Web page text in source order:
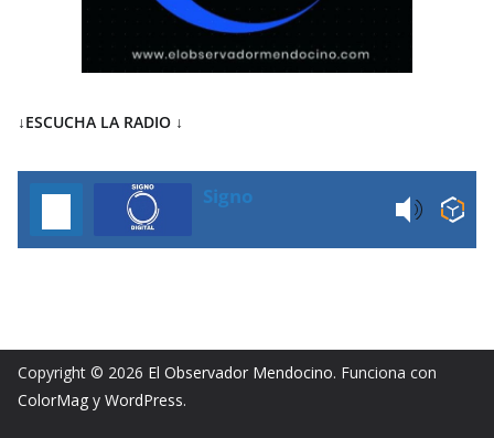
↓ESCUCHA LA RADIO ↓
Signo
Copyright © 2026 El Observador Mendocino. Funciona con
ColorMag y WordPress.